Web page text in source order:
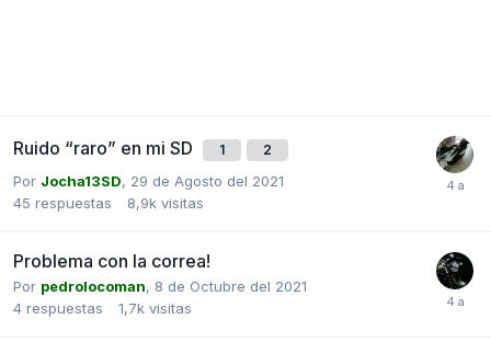
Ruido “raro” en mi SD 1 2
Por Jocha13SD, 29 de Agosto del 2021
45 respuestas 8,9k visitas
Problema con la correa!
Por pedrolocoman, 8 de Octubre del 2021
4 respuestas 1,7k visitas